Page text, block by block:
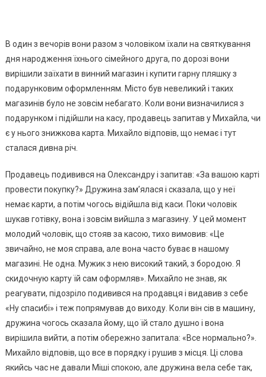
В один з вечорів вони разом з чоловіком їхали на святкування
дня народження їхнього сімейного друга, по дорозі вони
вирішили заїхати в винний магазин і купити гарну пляшку з
подарунковим оформленням. Місто був невеликий і таких
магазинів було не зовсім небагато. Коли вони визначилися з
подарунком і підійшли на касу, продавець запитав у Михайла, чи
є у нього знижкова карта. Михайло відповів, що немає і тут
сталася дивна річ.
Продавець подивився на Олександру і запитав: «За вашою карті
провести покупку?» Дружина зам’ялася і сказала, що у неї
немає карти, а потім чогось відійшла від каси. Поки чоловік
шукав готівку, вона і зовсім вийшла з магазину. У цей момент
молодий чоловік, що стояв за касою, тихо вимовив: «Це
звичайно, не моя справа, але вона часто буває в нашому
магазині. Не одна. Мужик з нею високий такий, з бородою. Я
скидочную карту їй сам оформляв». Михайло не знав, як
реагувати, підозріло подивився на продавця і видавив з себе
«Ну спасибі» і теж попрямував до виходу. Коли він сів в машину,
дружина чогось сказала йому, що їй стало душно і вона
вирішила вийти, а потім обережно запитала: «Все нормально?».
Михайло відповів, що все в порядку і рушив з місця. Ці слова
якийсь час не давали Міші спокою, але дружина вела себе так,